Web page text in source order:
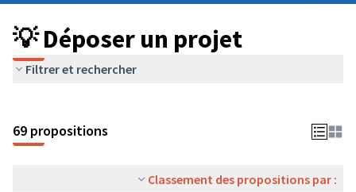
💡 Déposer un projet
Filtrer et rechercher
69 propositions
Classement des propositions par :